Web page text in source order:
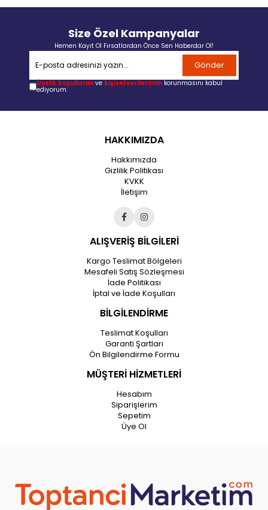
Size Özel Kampanyalar
Hemen Kayıt Ol Fırsatlardan Önce Sen Haberdar Ol!
Gönder
Üyelik koşullarını ve kişisel verilerimin korunmasını kabul
ediyorum.
HAKKIMIZDA
Hakkımızda
Gizlilik Politikası
KVKK
İletişim
ALIŞVERİŞ BİLGİLERİ
Kargo Teslimat Bölgeleri
Mesafeli Satış Sözleşmesi
İade Politikası
İptal ve İade Koşulları
BİLGİLENDİRME
Teslimat Koşulları
Garanti Şartları
Ön Bilgilendirme Formu
MÜŞTERİ HİZMETLERİ
Hesabım
Siparişlerim
Sepetim
Üye Ol